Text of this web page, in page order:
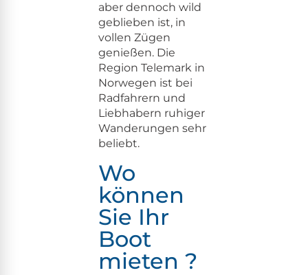
aber den­noch wild
geblieben ist, in
vollen Zügen
genießen. Die
Region Tele­mark in
Nor­we­gen ist bei
Rad­fahrern und
Lieb­habern ruhiger
Wan­derun­gen sehr
beliebt.
Wo
können
Sie Ihr
Boot
mieten ?